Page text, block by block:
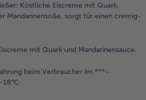
Köstliche Eiscreme mit Quark,
Mandarinensoße, sorgt für einen cremig-
mit Quark und Mandarinensauce.
beim Verbraucher im ***-